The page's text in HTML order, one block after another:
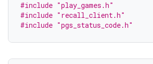
#include "play_games.h"
#include "recall_client.h"
#include "pgs_status_code.h"